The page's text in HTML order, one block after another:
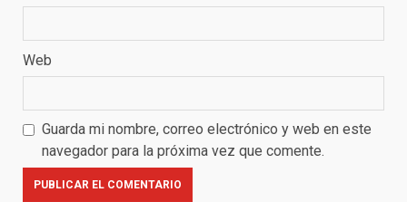
Web
Guarda mi nombre, correo electrónico y web en este
navegador para la próxima vez que comente.